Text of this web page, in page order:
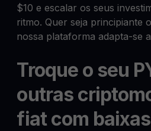
$10 e escalar os seus
ritmo. Quer seja principiante
nossa plataforma adapta-se
Troque o seu
outras
fiat com baixas